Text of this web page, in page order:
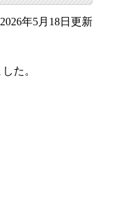
年5月18日更新
た。